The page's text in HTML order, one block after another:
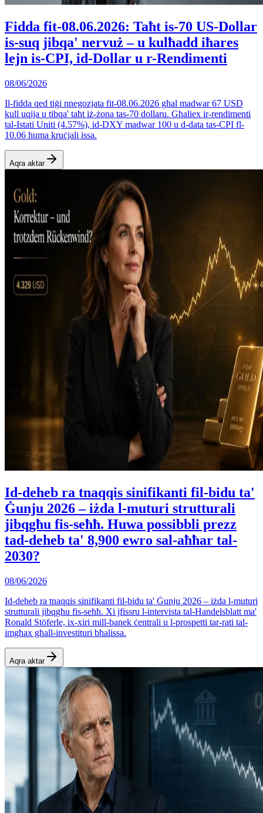
Fidda fit-08.06.2026: Taħt is-70 US-Dollar
is-suq jibqa' nervuż – u kulħadd iħares
lejn is-CPI, id-Dollar u r-Rendimenti
08/06/2026
Il-fidda qed tiġi nnegozjata fit-08.06.2026 għal madwar 67 USD
kull uqija u tibqa' taħt iż-żona tas-70 dollaru. Għaliex ir-rendimenti
tal-Istati Uniti (4.57%), id-DXY madwar 100 u d-data tas-CPI fl-
10.06 huma kruċjali issa.
Aqra aktar
Id-deheb ra tnaqqis sinifikanti fil-bidu ta'
Ġunju 2026 – iżda l-muturi strutturali
jibqgħu fis-seħħ. Huwa possibbli prezz
tad-deheb ta' 8,900 ewro sal-aħħar tal-
2030?
08/06/2026
Id-deheb ra tnaqqis sinifikanti fil-bidu ta' Ġunju 2026 – iżda l-muturi
strutturali jibqgħu fis-seħħ. Xi jfissru l-intervista tal-Handelsblatt ma'
Ronald Stöferle, ix-xiri mill-banek ċentrali u l-prospetti tar-rati tal-
imgħax għall-investituri bħalissa.
Aqra aktar